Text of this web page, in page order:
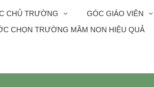
CHỦ TRƯỜNG
GÓC GIÁO VIÊN
CHỌN TRƯỜNG MẦM NON HIỆU QUẢ